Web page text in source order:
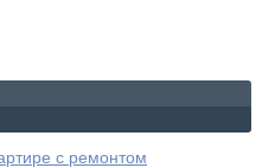
с ремонтом